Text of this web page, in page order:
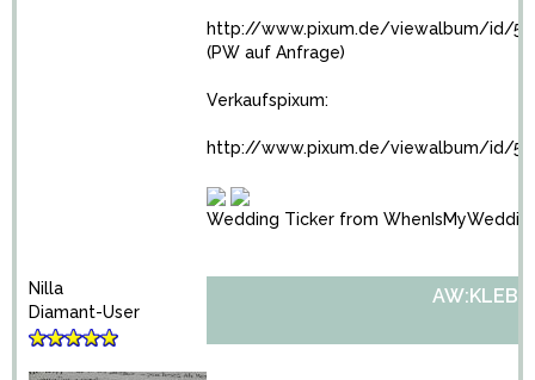
http://www.pixum.de/viewalbum/id/
(PW auf Anfrage)
Verkaufspixum:
http://www.pixum.de/viewalbum/id/
Wedding Ticker from
Nilla
Diamant-User